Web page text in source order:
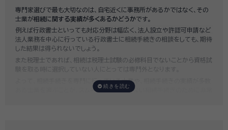
専門家選びで最も大切なのは、自宅近くに事務所があるかではなく、その
士業が相続に関する実績が多くあるかどうかです。
例えば行政書士といっても対応分野は幅広く、法人設立や許認可申請など
法人業務を中心に行っている行政書士に相続手続きの相談をしても、期待
した結果は得られないでしょう。
また税理士であれば、相続は税理士試験の必修科目でないことから資格試
験を取る時に選択していない人にとっては専門外となります。
よって、相続手続きを専門に行っている士業や、相続手続きの実績が多数
ある士業を選ぶことが、スムーズで間違いのない相続手続きのために非常